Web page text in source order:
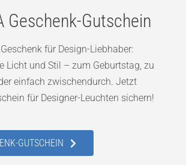
Geschenk-Gutschein
für Design-Liebhaber:
Licht und Stil – zum Geburtstag, zu
einfach zwischendurch. Jetzt
für Designer-Leuchten sichern!
GUTSCHEIN